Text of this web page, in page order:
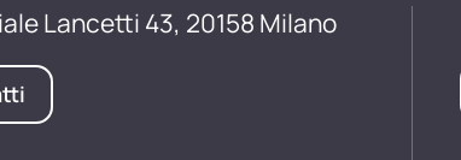
Lancetti 43, 20158 Milano